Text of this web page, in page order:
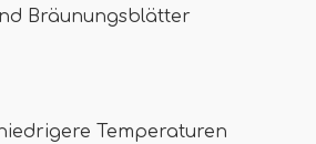
Bräunungsblätter
Temperaturen